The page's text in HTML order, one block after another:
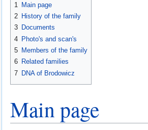
1
Main page
2 History of the family
3 Documents
4 Photo's and scan's
5 Members of the family
6 Related families
7 DNA of Brodowicz
Main page